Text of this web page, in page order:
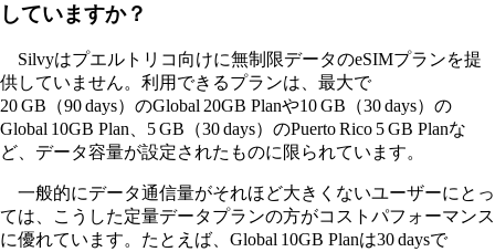
していますか？
Silvyはプエルトリコ向けに無制限データのeSIMプランを提
供していません。利用できるプランは、最大で
20 GB（90 days）のGlobal 20GB Planや10 GB（30 days）の
Global 10GB Plan、5 GB（30 days）のPuerto Rico 5 GB Planな
ど、データ容量が設定されたものに限られています。
一般的にデータ通信量がそれほど大きくないユーザーにとっ
ては、こうした定量データプランの方がコストパフォーマンス
に優れています。たとえば、Global 10GB Planは30 daysで